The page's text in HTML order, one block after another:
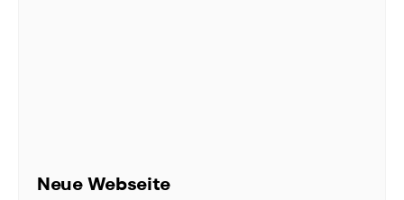
Neue Webseite